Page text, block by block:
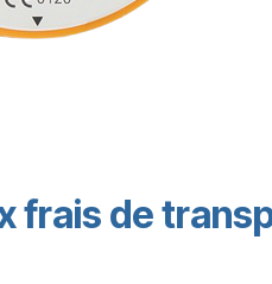
frais de